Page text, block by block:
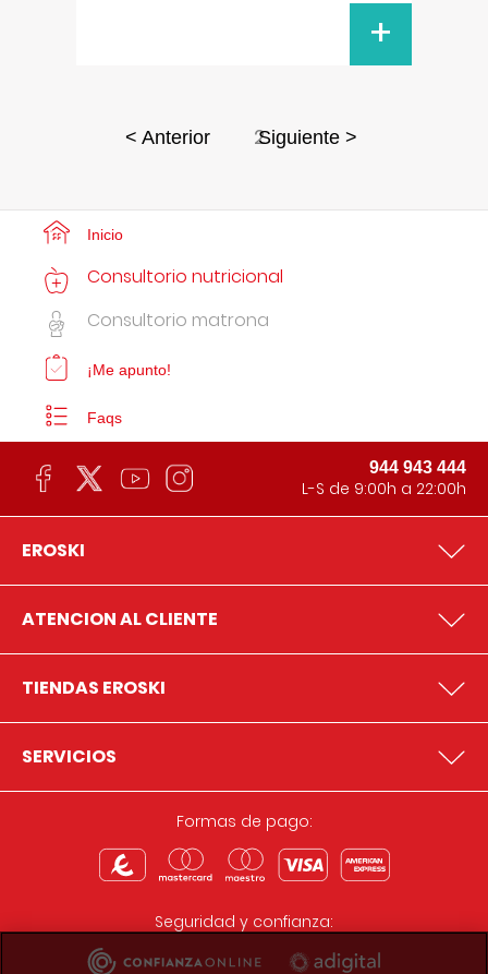
+
< Anterior 2Siguiente >
Inicio
Consultorio nutricional
Consultorio matrona
¡Me apunto!
Faqs
944 943 444
L-S de 9:00h a 22:00h
EROSKI
ATENCION AL CLIENTE
TIENDAS EROSKI
SERVICIOS
Formas de pago:
Seguridad y confianza: